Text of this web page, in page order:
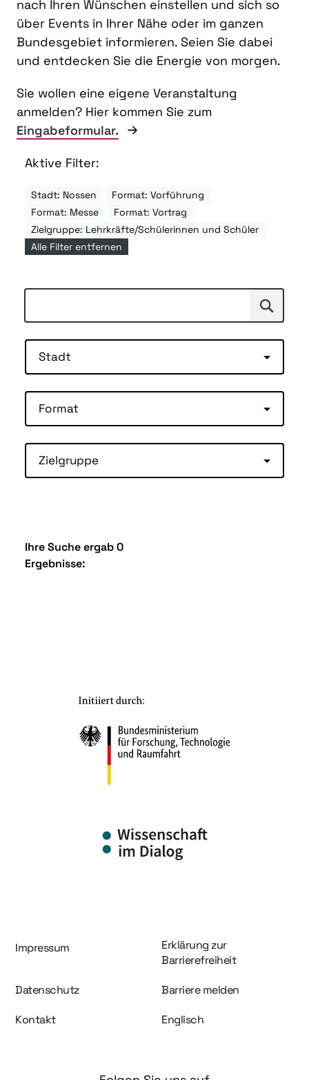
nach Ihren Wünschen einstellen und sich so
über Events in Ihrer Nähe oder im ganzen
Bundesgebiet informieren. Seien Sie dabei
und entdecken Sie die Energie von morgen.
Sie wollen eine eigene Veranstaltung
anmelden? Hier kommen Sie zum
Eingabeformular.
Aktive Filter:
Stadt: Nossen
Format: Vorführung
Format: Messe
Format: Vortrag
Zielgruppe: Lehrkräfte/Schülerinnen und Schüler
Alle Filter entfernen
Suchen
Stadt
Format
Zielgruppe
Ihre Suche ergab 0
Ergebnisse:
Information und Service
Impressum
Erklärung zur
Barrierefreiheit
Datenschutz Barriere melden
Kontakt Englisch